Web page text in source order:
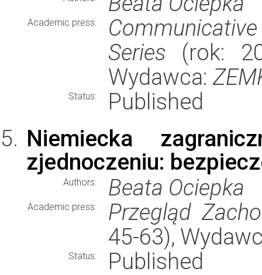
Academic press:
Series (rok:
Wydawca:
Status:
Published
Niemiecka
zjednoczeniu:
Authors: Beata Ociepka
Academic press:
Przegląd
45-63),
Status:
Published